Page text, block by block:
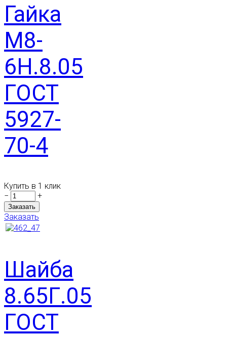
Гайка
М8-
6Н.8.05
ГОСТ
5927-
70-4
Купить в 1 клик
−
+
Заказать
Шайба
8.65Г.05
ГОСТ